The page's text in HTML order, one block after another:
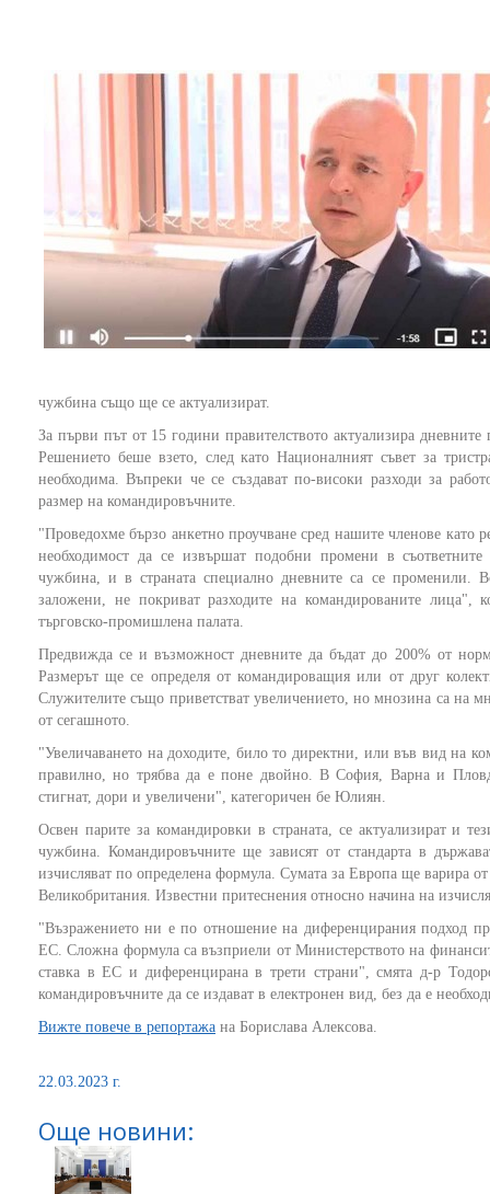
чужбина също ще се актуализират.
За първи път от 15 години правителството актуализира
Решението беше взето, след като Националният съвет за
необходима. Въпреки че се създават по-високи разходи за
размер на командировъчните.
"Проведохме бързо анкетно проучване сред нашите членове като
необходимост да се извършат подобни промени в
чужбина, и в страната специално дневните са се променили.
заложени, не покриват разходите на командированите лица",
търговско-промишлена палата.
Предвижда се и възможност дневните да бъдат до 200% от
Размерът ще се определя от командироващия или от друг
Служителите също приветстват увеличението, но мнозина са на
от сегашното.
"Увеличаването на доходите, било то директни, или във вид на
правилно, но трябва да е поне двойно. В София, Варна и
стигнат, дори и увеличени", категоричен бе Юлиян.
Освен парите за командировки в страната, се актуализират и
чужбина. Командировъчните ще зависят от стандарта в
изчисляват по определена формула. Сумата за Европа ще варира
Великобритания. Известни притеснения относно начина на
"Възражението ни е по отношение на диференцирания подход
ЕС. Сложна формула са възприели от Министерството на
ставка в ЕС и диференцирана в трети страни", смята д-р
командировъчните да се издават в електронен вид, без да е
Вижте повече в репортажа на Борислава Алексова.
22.03.2023 г.
Още новини: